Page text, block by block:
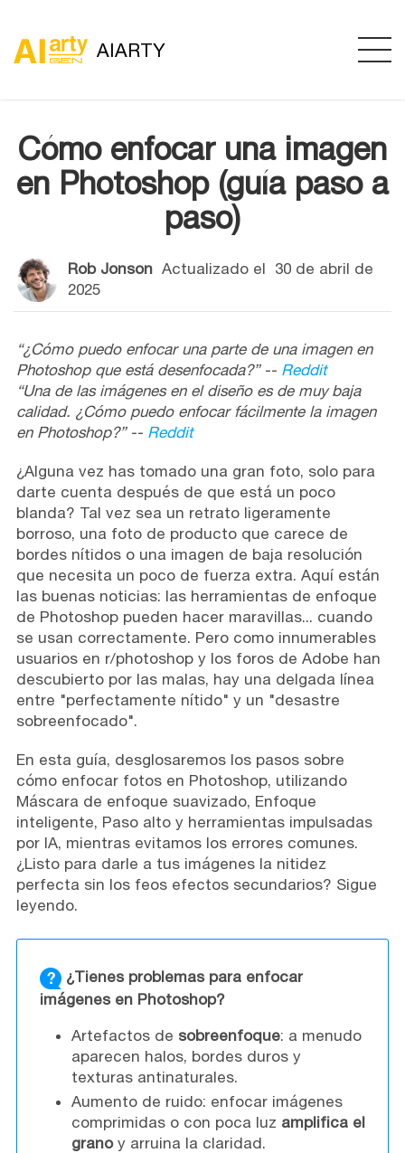
AIARTY
Cómo enfocar una imagen
en Photoshop (guía paso a
paso)
Rob Jonson Actualizado el 30 de abril de
2025
“¿Cómo puedo enfocar una parte de una imagen en
Photoshop que está desenfocada?” -- Reddit
“Una de las imágenes en el diseño es de muy baja
calidad. ¿Cómo puedo enfocar fácilmente la imagen
en Photoshop?” -- Reddit
¿Alguna vez has tomado una gran foto, solo para
darte cuenta después de que está un poco
blanda? Tal vez sea un retrato ligeramente
borroso, una foto de producto que carece de
bordes nítidos o una imagen de baja resolución
que necesita un poco de fuerza extra. Aquí están
las buenas noticias: las herramientas de enfoque
de Photoshop pueden hacer maravillas... cuando
se usan correctamente. Pero como innumerables
usuarios en r/photoshop y los foros de Adobe han
descubierto por las malas, hay una delgada línea
entre "perfectamente nítido" y un "desastre
sobreenfocado".
En esta guía, desglosaremos los pasos sobre
cómo enfocar fotos en Photoshop, utilizando
Máscara de enfoque suavizado, Enfoque
inteligente, Paso alto y herramientas impulsadas
por IA, mientras evitamos los errores comunes.
¿Listo para darle a tus imágenes la nitidez
perfecta sin los feos efectos secundarios? Sigue
leyendo.
¿Tienes problemas para enfocar
imágenes en Photoshop?
Artefactos de sobreenfoque: a menudo
aparecen halos, bordes duros y
texturas antinaturales.
Aumento de ruido: enfocar imágenes
comprimidas o con poca luz amplifica el
granoy arruina la claridad.